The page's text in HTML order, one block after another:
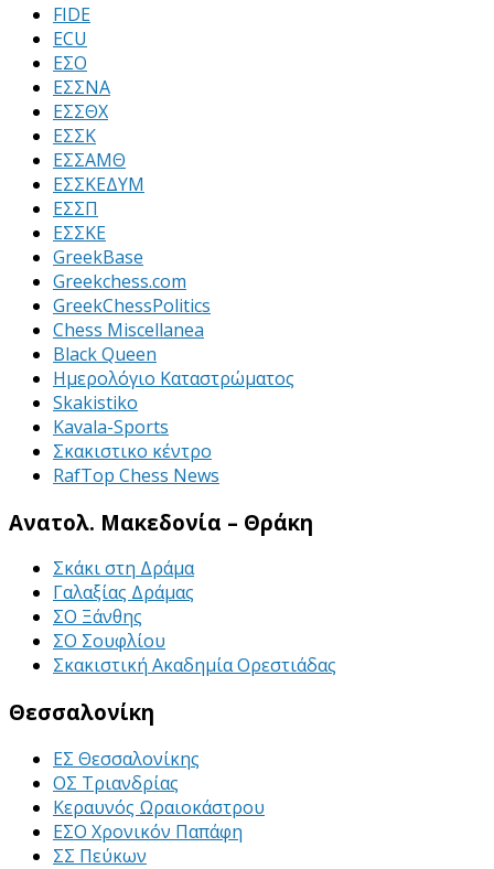
FIDE
ECU
ΕΣΟ
ΕΣΣΝΑ
ΕΣΣΘΧ
ΕΣΣΚ
ΕΣΣΑΜΘ
ΕΣΣΚΕΔΥΜ
ΕΣΣΠ
ΕΣΣΚΕ
GreekBase
Greekchess.com
GreekChessPolitics
Chess Miscellanea
Black Queen
Ημερολόγιο Καταστρώματος
Skakistiko
Kavala-Sports
Σκακιστικο κέντρο
RafTop Chess News
Ανατολ. Μακεδονία – Θράκη
Σκάκι στη Δράμα
Γαλαξίας Δράμας
ΣΟ Ξάνθης
ΣΟ Σουφλίου
Σκακιστική Ακαδημία Ορεστιάδας
Θεσσαλονίκη
ΕΣ Θεσσαλονίκης
ΟΣ Τριανδρίας
Κεραυνός Ωραιοκάστρου
ΕΣΟ Χρονικόν Παπάφη
ΣΣ Πεύκων